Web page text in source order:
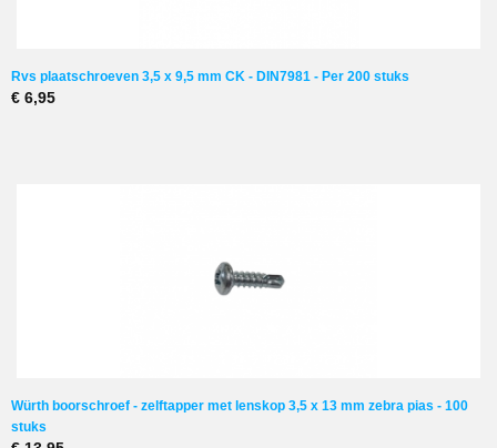
Rvs plaatschroeven 3,5 x 9,5 mm CK - DIN7981 - Per 200 stuks
€ 6,95
Würth boorschroef - zelftapper met lenskop 3,5 x 13 mm zebra pias - 100
stuks